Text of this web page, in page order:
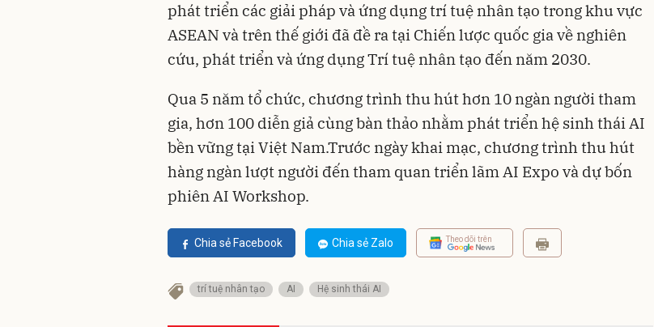
phát triển các giải pháp và ứng dụng trí tuệ nhân tạo trong khu vực
ASEAN và trên thế giới đã đề ra tại Chiến lược quốc gia về nghiên
cứu, phát triển và ứng dụng Trí tuệ nhân tạo đến năm 2030.
Qua 5 năm tổ chức, chương trình thu hút hơn 10 ngàn người tham
gia, hơn 100 diễn giả cùng bàn thảo nhằm phát triển hệ sinh thái AI
bền vững tại Việt Nam.Trước ngày khai mạc, chương trình thu hút
hàng ngàn lượt người đến tham quan triển lãm AI Expo và dự bốn
phiên AI Workshop.
Chia sẻ Facebook Chia sẻ Zalo Theo dõi trên
trí tuệ nhân tạo AI Hệ sinh thái AI